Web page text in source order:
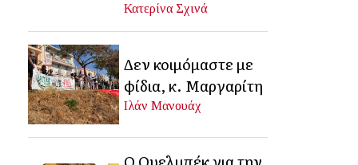
Κατερίνα Σχινά
Δεν κοιμόμαστε με
φίδια, κ. Μαργαρίτη
Ιλάν Μανουάχ